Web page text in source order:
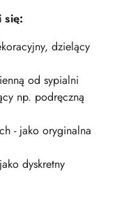
się:
dzielący
od sypialni
np. podręczną
- jako oryginalna
dyskretny